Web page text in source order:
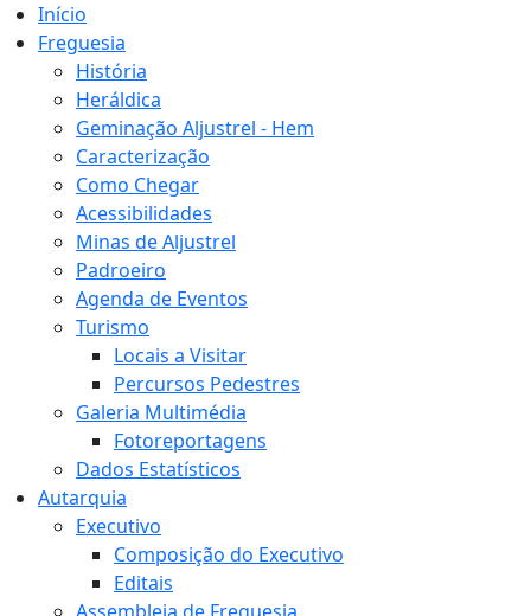
Início
Freguesia
História
Heráldica
Geminação Aljustrel - Hem
Caracterização
Como Chegar
Acessibilidades
Minas de Aljustrel
Padroeiro
Agenda de Eventos
Turismo
Locais a Visitar
Percursos Pedestres
Galeria Multimédia
Fotoreportagens
Dados Estatísticos
Autarquia
Executivo
Composição do Executivo
Editais